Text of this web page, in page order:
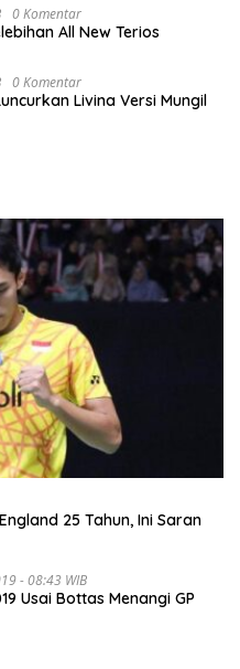
0 Komentar
All New Terios
0 Komentar
Livina Versi Mungil
25 Tahun, Ini Saran
- 08:43 WIB
Usai Bottas Menangi GP